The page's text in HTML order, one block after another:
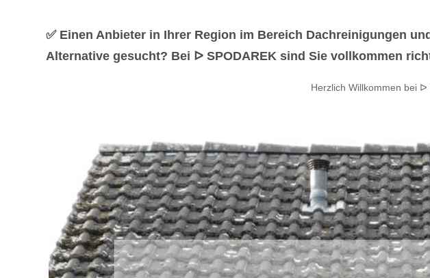
✅ Einen Anbieter in Ihrer Region im Bereich Dachreinigungen
Alternative gesucht? Bei ᐅ SPODAREK sind Sie vollkommen
Herzlich Willkommen bei ᐅ